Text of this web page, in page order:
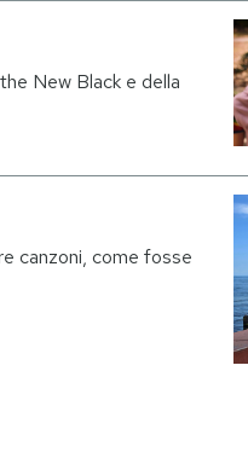
New Black e della
canzoni, come fosse